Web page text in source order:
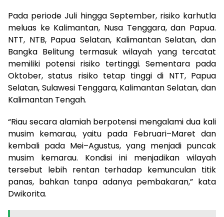
Pada periode Juli hingga September, risiko karhutla
meluas ke Kalimantan, Nusa Tenggara, dan Papua.
NTT, NTB, Papua Selatan, Kalimantan Selatan, dan
Bangka Belitung termasuk wilayah yang tercatat
memiliki potensi risiko tertinggi. Sementara pada
Oktober, status risiko tetap tinggi di NTT, Papua
Selatan, Sulawesi Tenggara, Kalimantan Selatan, dan
Kalimantan Tengah.
“Riau secara alamiah berpotensi mengalami dua kali
musim kemarau, yaitu pada Februari–Maret dan
kembali pada Mei–Agustus, yang menjadi puncak
musim kemarau. Kondisi ini menjadikan wilayah
tersebut lebih rentan terhadap kemunculan titik
panas, bahkan tanpa adanya pembakaran,” kata
Dwikorita.